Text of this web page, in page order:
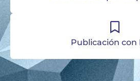
Publicación con